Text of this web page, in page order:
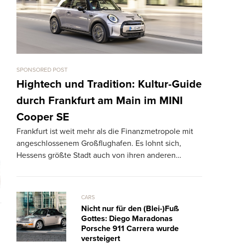
SPONSORED POST
Hightech und Tradition: Kultur-Guide
durch Frankfurt am Main im MINI
Cooper SE
Frankfurt ist weit mehr als die Finanzmetropole mit
angeschlossenem Großflughafen. Es lohnt sich,
Hessens größte Stadt auch von ihren anderen…
CARS
Nicht nur für den (Blei-)Fuß
Gottes: Diego Maradonas
Porsche 911 Carrera wurde
versteigert